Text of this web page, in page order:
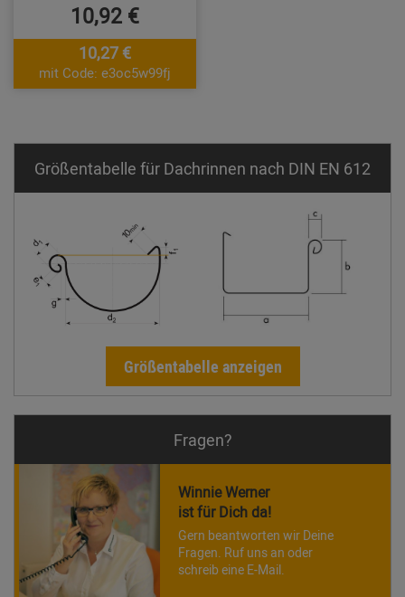
10,92 €
10,27 €
mit Code: e3oc5w99fj
Größentabelle für Dachrinnen nach DIN EN 612
Größentabelle anzeigen
Fragen?
Winnie Werner
ist für Dich da!
Gern beantworten wir Deine
Fragen. Ruf uns an oder
schreib eine E-Mail.